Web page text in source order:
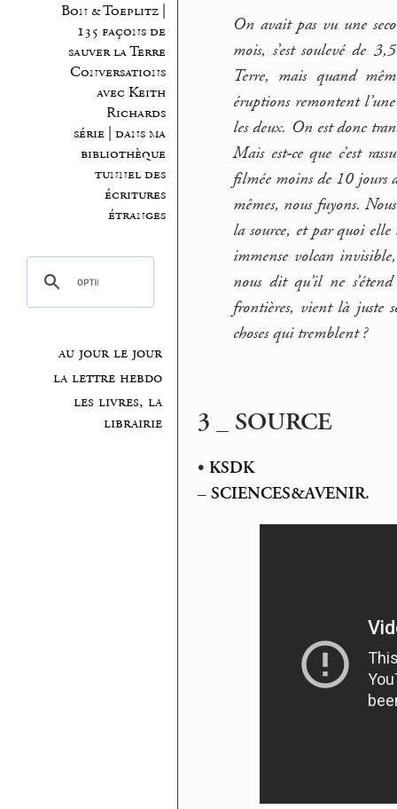
Bon & Toeplitz |
135 façons de
sauver la Terre
Conversations
avec Keith
Richards
série | dans ma
bibliothèque
tunnel des
écritures
étranges
au jour le jour
la lettre hebdo
les livres, la
librairie
On avait pas vu une
mois, s’est soulevé de
Terre, mais quand
éruptions remontent
les deux. On est donc
Mais est-ce que c’est
filmée moins de 10 jours
mêmes, nous fuyons.
la source, et par quoi
immense volcan
nous dit qu’il ne
frontières, vient là juste
choses qui tremblent ?
3 _ SOURCE
•KSDK
– SCIENCES&AVENIR.